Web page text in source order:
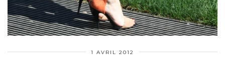
1 AVRIL 2012